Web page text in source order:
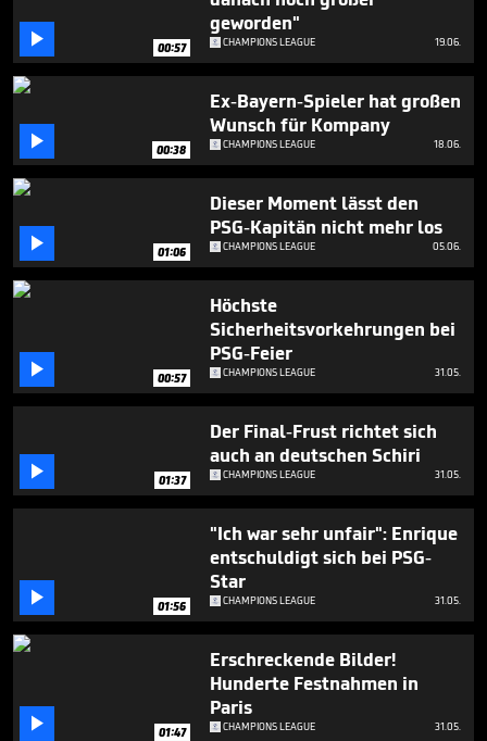
 00:57
geworden"
CHAMPIONS LEAGUE 19.06.
 00:38
Ex-Bayern-Spieler hat großen
Wunsch für Kompany
CHAMPIONS LEAGUE 18.06.
 01:06
Dieser Moment lässt den
PSG-Kapitän nicht mehr los
CHAMPIONS LEAGUE 05.06.
 00:57
Höchste
Sicherheitsvorkehrungen bei
PSG-Feier
CHAMPIONS LEAGUE 31.05.
 01:37
Der Final-Frust richtet sich
auch an deutschen Schiri
CHAMPIONS LEAGUE 31.05.
 01:56
"Ich war sehr unfair": Enrique
entschuldigt sich bei PSG-
Star
CHAMPIONS LEAGUE 31.05.
 01:47
Erschreckende Bilder!
Hunderte Festnahmen in
Paris
CHAMPIONS LEAGUE 31.05.